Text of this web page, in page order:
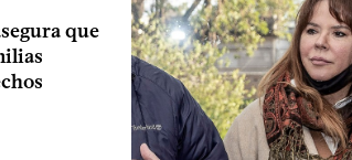
que